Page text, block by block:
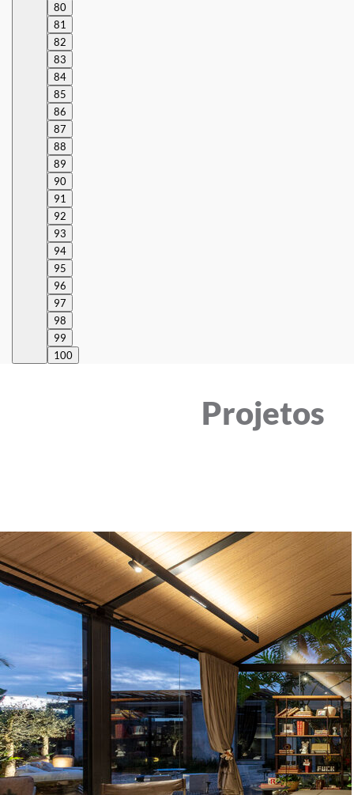
80
81
82
83
84
85
86
87
88
89
90
91
92
93
94
95
96
97
98
99
100
Projetos